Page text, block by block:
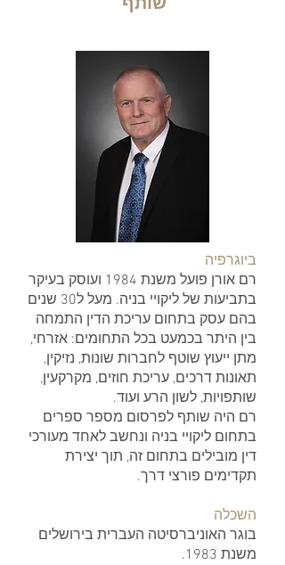
ביוגרפיה
רם אורן פועל משנת 1984 ועוסק בעיקר
בתביעות של ליקויי בניה. מעל ל30 שנים
בהם עסק בתחום עריכת הדין התמחה
בין היתר בכמעט בכל התחומים: אזרחי,
מתן ייעוץ שוטף לחברות שונות, נזיקין,
תאונות דרכים, עריכת חוזים, מקרקעין,
שותפויות, לשון הרע ועוד.
רם היה שותף לפרסום מספר ספרים
בתחום ליקויי בניה ונחשב לאחד מעורכי
דין מובילים בתחום זה, תוך יצירת
תקדימים פורצי דרך.
השכלה
בוגר האוניברסיטה העברית בירושלים
משנת 1983.
שותף